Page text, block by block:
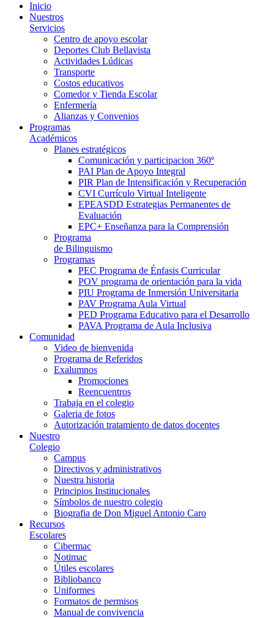
Inicio
Nuestros
Servicios
Centro de apoyo escolar
Deportes Club Bellavista
Actividades Lúdicas
Transporte
Costos educativos
Comedor y Tienda Escolar
Enfermería
Alianzas y Convenios
Programas
Académicos
Planes estratégicos
Comunicación y participacion 360º
PAI Plan de Apoyo Integral
PIR Plan de Intensificación y Recuperación
CVI Currículo Virtual Inteligente
EPEASDD Estrategias Permanentes de
Evaluación
EPC+ Enseñanza para la Comprensión
Programa
de Bilinguismo
Programas
PEC Programa de Énfasis Curricular
POV programa de orientación para la vida
PIU Programa de Inmersión Universitaria
PAV Programa Aula Virtual
PED Programa Educativo para el Desarrollo
PAVA Programa de Aula Inclusiva
Comunidad
Video de bienvenida
Programa de Referidos
Exalumnos
Promociones
Reencuentros
Trabaja en el colegio
Galeria de fotos
Autorización tratamiento de datos docentes
Nuestro
Colegio
Campus
Directivos y administrativos
Nuestra historia
Principios Institucionales
Símbolos de nuestro colegio
Biografia de Don Miguel Antonio Caro
Recursos
Escolares
Cibermac
Notimac
Útiles escolares
Bibliobanco
Uniformes
Formatos de permisos
Manual de convivencia